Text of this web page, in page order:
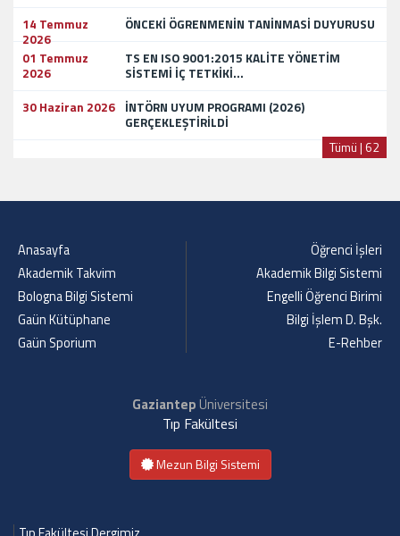
14 Temmuz
2026
ÖNCEKİ ÖGRENMENİN TANİNMASİ DUYURUSU
01 Temmuz
2026
TS EN ISO 9001:2015 KALİTE YÖNETİM
SİSTEMİ İÇ TETKİKİ...
30 Haziran 2026 İNTÖRN UYUM PROGRAMI (2026)
GERÇEKLEŞTİRİLDİ
Tümü | 62
Anasayfa
Akademik Takvim
Bologna Bilgi Sistemi
Gaün Kütüphane
Gaün Sporium
Öğrenci İşleri
Akademik Bilgi Sistemi
Engelli Öğrenci Birimi
Bilgi İşlem D. Bşk.
E-Rehber
GaziantepÜniversitesi
Tıp Fakültesi
Mezun Bilgi Sistemi